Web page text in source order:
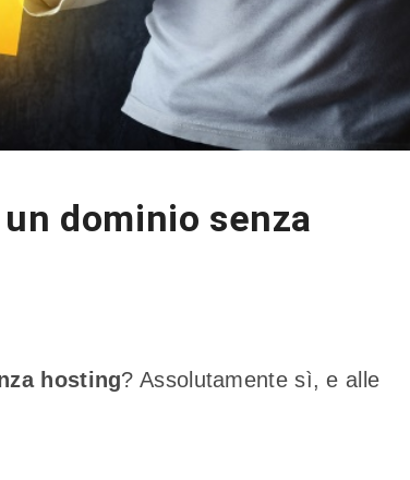
dominio senza
hosting? Assolutamente sì, e alle